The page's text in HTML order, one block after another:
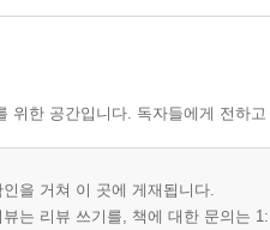
위한 공간입니다. 독자들에게 전하
을 거쳐 이 곳에 게재됩니다.
는 리뷰 쓰기를, 책에 대한 문의는